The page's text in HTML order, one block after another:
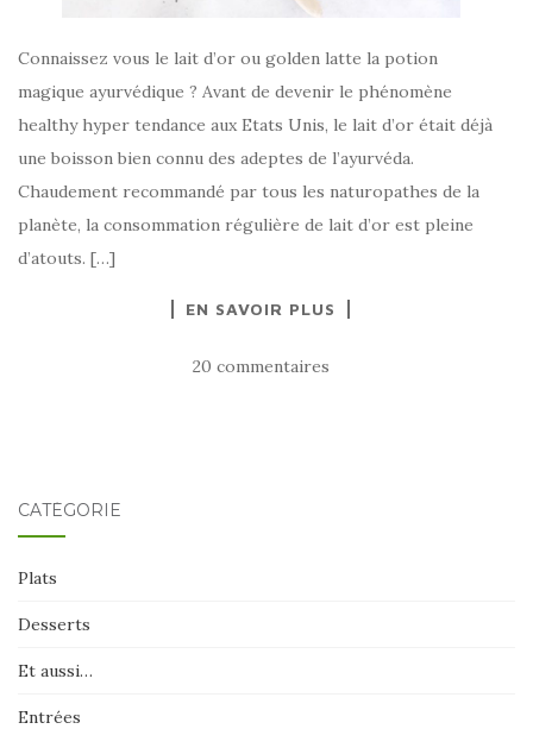
Connaissez vous le lait d’or ou golden latte la potion
magique ayurvédique ? Avant de devenir le phénomène
healthy hyper tendance aux Etats Unis, le lait d’or était déjà
une boisson bien connu des adeptes de l’ayurvéda.
Chaudement recommandé par tous les naturopathes de la
planète, la consommation régulière de lait d’or est pleine
d’atouts. […]
EN SAVOIR PLUS
20 commentaires
CATÉGORIE
Plats
Desserts
Et aussi…
Entrées